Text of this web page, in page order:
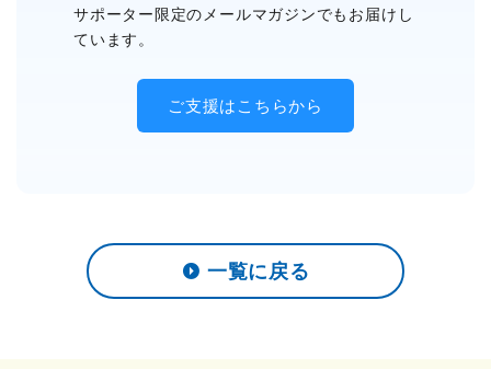
サポーター限定のメールマガジンでもお届けし
ています。
ご支援はこちらから
一覧に戻る